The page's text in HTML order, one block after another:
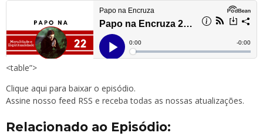
<table”>
Clique aqui para baixar o episódio.
Assine nosso feed RSS e receba todas as nossas atualizações.
Relacionado ao Episódio: